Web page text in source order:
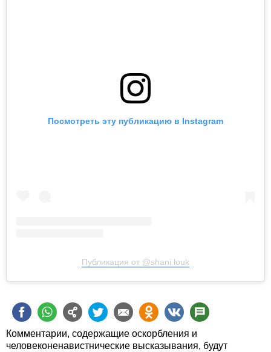
Посмотреть эту публикацию в Instagram
Публикация от @shani.louk
Комментарии, содержащие оскорбления и
человеконенавистнические высказывания, будут